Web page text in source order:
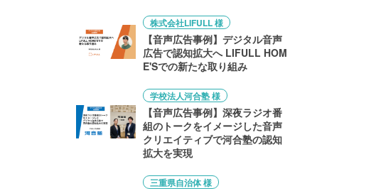
株式会社LIFULL 様
【音声広告事例】デジタル音声
広告で認知拡大へ LIFULL HOM
E'Sでの新たな取り組み
学校法人河合塾 様
【音声広告事例】深夜ラジオ番
組のトークをイメージした音声
クリエイティブで河合塾の認知
拡大を実現
三重県自治体 様